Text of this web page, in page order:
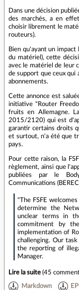
Dans une décision
des marchés, a en
choisir librement le
routeurs).
Bien qu'ayant un impact
du matériel), cette
avec le matériel de leur
de support que ceux qui
abonnements.
Cette annonce est
initiative "Router
fruits en Allemagne.
2015/2120) qui est
garantir certains droits
et surtout, n'a été que
pays.
Pour cette raison, la
règlement, ainsi que
publiées par le
Communications
"The FSFE
determine the
unclear terms in
commitment by
implementation of
challenging. Our
the reporting of
Manager.
Lire la suite (45
Markdown